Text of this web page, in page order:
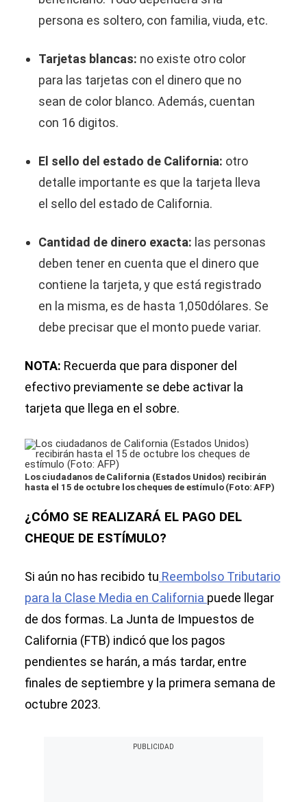
persona es soltero, con familia, viuda, etc.
Tarjetas blancas: no existe otro color
para las tarjetas con el dinero que no
sean de color blanco. Además, cuentan
con 16 digitos.
El sello del estado de California: otro
detalle importante es que la tarjeta lleva
el sello del estado de California.
Cantidad de dinero exacta: las personas
deben tener en cuenta que el dinero que
contiene la tarjeta, y que está registrado
en la misma, es de hasta 1,050dólares. Se
debe precisar que el monto puede variar.
NOTA: Recuerda que para disponer del
efectivo previamente se debe activar la
tarjeta que llega en el sobre.
Los ciudadanos de California (Estados Unidos) recibirán
hasta el 15 de octubre los cheques de estímulo (Foto: AFP)
¿CÓMO SE REALIZARÁ EL PAGO DEL
CHEQUE DE ESTÍMULO?
Si aún no has recibido tu Reembolso Tributario
para la Clase Media en California puede llegar
de dos formas. La Junta de Impuestos de
California (FTB) indicó que los pagos
pendientes se harán, a más tardar, entre
finales de septiembre y la primera semana de
octubre 2023.